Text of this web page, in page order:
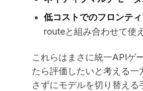
低コストでのフロンテ
routeと組み合わせて使
これらはまさに統一APIゲ
たら評価したいと考える
さずにモデルを切り替える